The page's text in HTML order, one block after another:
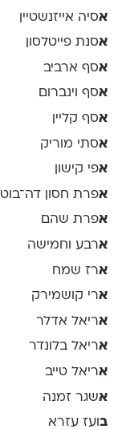
אסיה אייזנשטיין
אסנת פייטלסון
אסף ארביב
אסף וינברום
אסף קליין
אסתי מוריק
אפי קישון
אפרת חסון דה־בוטן
אפרת שהם
ארבע וחמישה
ארז שמח
ארי קושמירק
אריאל אדלר
אריאל בלונדר
אריאל טייב
אשגר זמנה
בועז עזרא